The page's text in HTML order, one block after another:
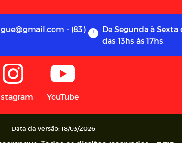
- (83)
De Segunda à Sexta
das 13hs às 17hs.
YouTube
Data da Versão: 18/03/2026